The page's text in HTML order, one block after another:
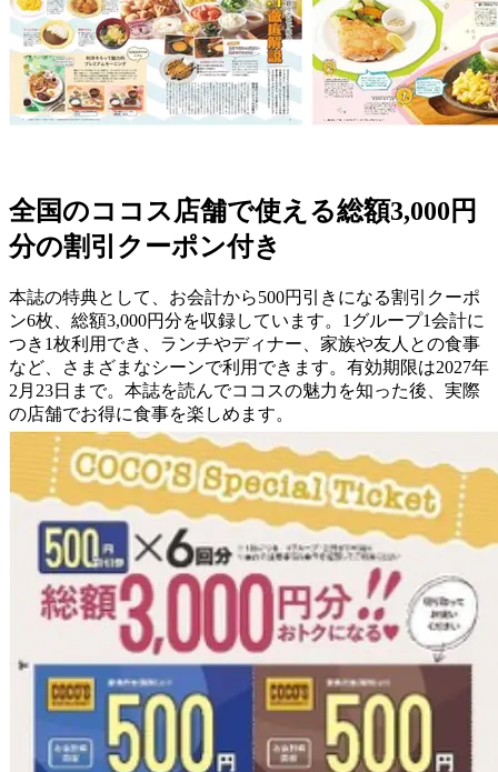
全国のココス店舗で使える総額3,000円
分の割引クーポン付き
本誌の特典として、お会計から500円引きになる割引クーポ
ン6枚、総額3,000円分を収録しています。1グループ1会計に
つき1枚利用でき、ランチやディナー、家族や友人との食事
など、さまざまなシーンで利用できます。有効期限は2027年
2月23日まで。本誌を読んでココスの魅力を知った後、実際
の店舗でお得に食事を楽しめます。